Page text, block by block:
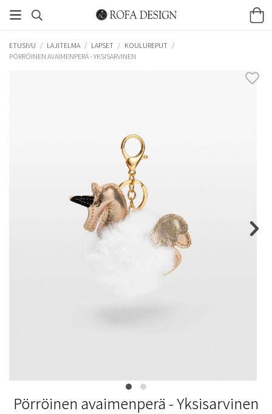
ETUSIVU / LAJITELMA / LAPSET / KOULUREPUT /
PÖRRÖINEN AVAIMENPERÄ - YKSISARVINEN
Pörröinen avaimenperä - Yksisarvinen